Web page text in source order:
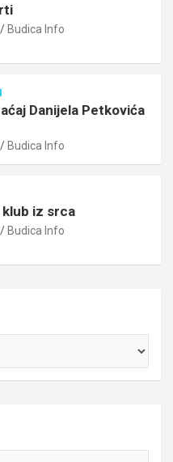
Budica Info
Danijela Petkovića
Budica Info
iz srca
Budica Info